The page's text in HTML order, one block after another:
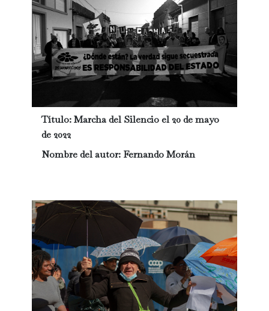
Título:Marcha del Silencio el 20 de mayo
de 2022
Nombre del autor: Fernando Morán